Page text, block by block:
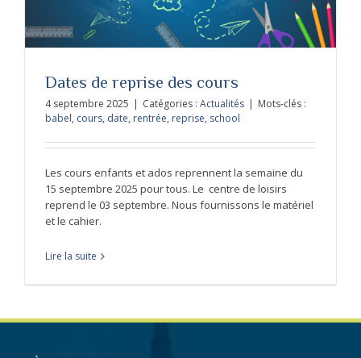
Dates de reprise des cours
4 septembre 2025 | Catégories : Actualités | Mots-clés :
babel, cours, date, rentrée, reprise, school
Les cours enfants et ados reprennent la semaine du
15 septembre 2025 pour tous. Le centre de loisirs
reprend le 03 septembre. Nous fournissons le matériel
et le cahier.
Lire la suite